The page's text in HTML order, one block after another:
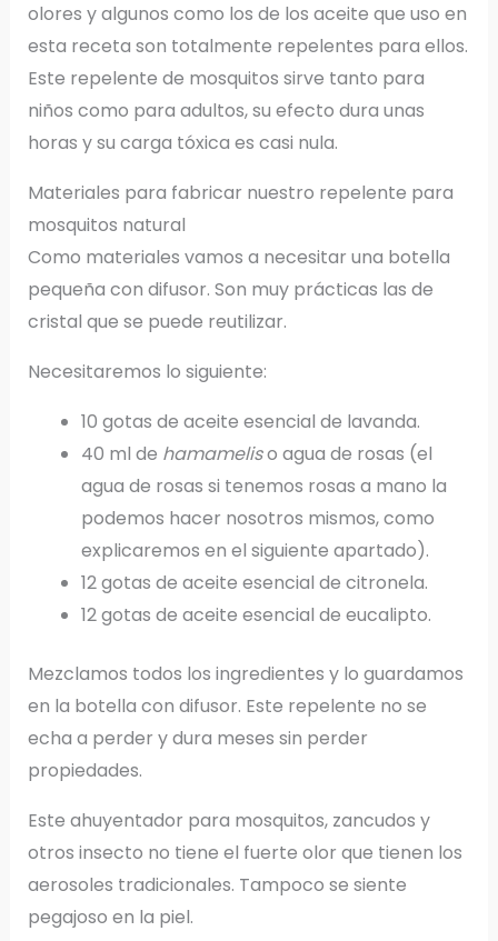
olores y algunos como los de los aceite que uso en
esta receta son totalmente repelentes para ellos.
Este repelente de mosquitos sirve tanto para
niños como para adultos, su efecto dura unas
horas y su carga tóxica es casi nula.
Materiales para fabricar nuestro repelente para
mosquitos natural
Como materiales vamos a necesitar una botella
pequeña con difusor. Son muy prácticas las de
cristal que se puede reutilizar.
Necesitaremos lo siguiente:
10 gotas de aceite esencial de lavanda.
40 ml de hamameliso agua de rosas (el
agua de rosas si tenemos rosas a mano la
podemos hacer nosotros mismos, como
explicaremos en el siguiente apartado).
12 gotas de aceite esencial de citronela.
12 gotas de aceite esencial de eucalipto.
Mezclamos todos los ingredientes y lo guardamos
en la botella con difusor. Este repelente no se
echa a perder y dura meses sin perder
propiedades.
Este ahuyentador para mosquitos, zancudos y
otros insecto no tiene el fuerte olor que tienen los
aerosoles tradicionales. Tampoco se siente
pegajoso en la piel.